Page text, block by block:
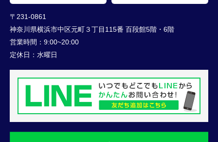
〒231-0861
神奈川県横浜市中区元町３丁目115番 百段館5階・6階
営業時間： 9:00~20:00
定休日： 水曜日